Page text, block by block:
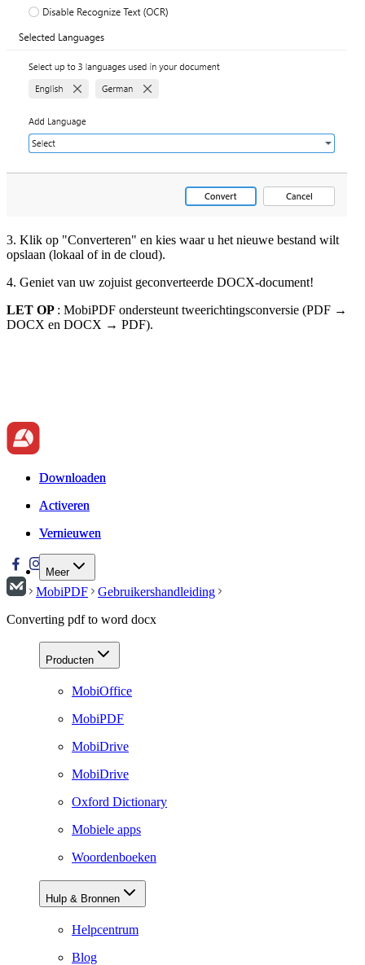
3. Klik op "Converteren" en kies waar u het nieuwe bestand wilt
opslaan (lokaal of in de cloud).
4. Geniet van uw zojuist geconverteerde DOCX-document!
LET OP : MobiPDF ondersteunt tweerichtingsconversie (PDF →
DOCX en DOCX → PDF).
Downloaden
Activeren
Vernieuwen
Meer
Downloaden
Activeren
Vernieuwen
MobiPDF
Gebruikershandleiding
Converting pdf to word docx
Producten
MobiOffice
MobiPDF
MobiDrive
MobiDrive
Oxford Dictionary
Mobiele apps
Woordenboeken
Hulp & Bronnen
Helpcentrum
Blog